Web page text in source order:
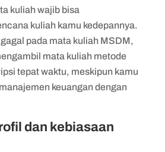
kuliah wajib bisa
kuliah kamu kedepannya.
pada mata kuliah MSDM,
mata kuliah metode
tepat waktu, meskipun kamu
keuangan dengan
dan kebiasaan